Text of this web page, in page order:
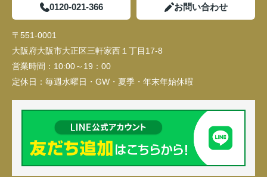
0120-021-366 お問い合わせ
〒551-0001
大阪府大阪市大正区三軒家西１丁目17-8
営業時間： 10:00～19：00
定休日： 毎週水曜日・GW・夏季・年末年始休暇